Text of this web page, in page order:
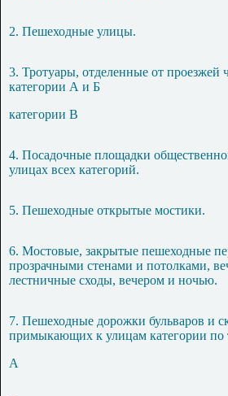
2. Пешеходные улицы.
3. Тротуары, отделенные от проезжей
категории А и Б
категории В
4. Посадочные площадки
улицах всех категорий.
5. Пешеходные открытые мостики.
6. Мостовые, закрытые пешеходные
прозрачными стенами и потолками,
лестничные сходы, вечером и ночью.
7. Пешеходные дорожки бульваров и
примыкающих к улицам категории по
А